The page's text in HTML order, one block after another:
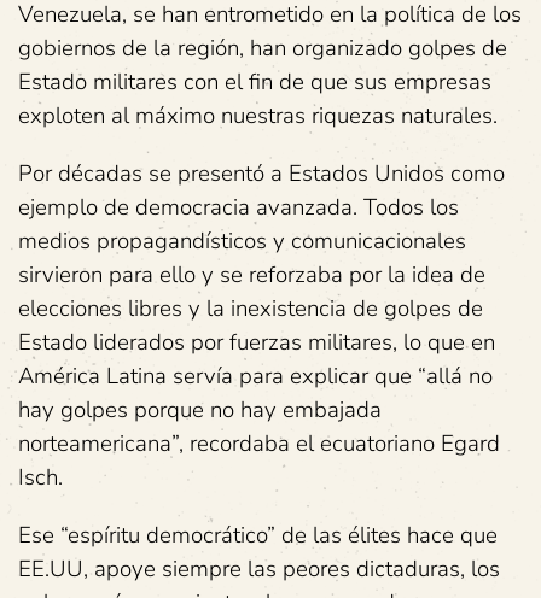
Venezuela, se han entrometido en la política de los
gobiernos de la región, han organizado golpes de
Estado militares con el fin de que sus empresas
exploten al máximo nuestras riquezas naturales.
Por décadas se presentó a Estados Unidos como
ejemplo de democracia avanzada. Todos los
medios propagandísticos y comunicacionales
sirvieron para ello y se reforzaba por la idea de
elecciones libres y la inexistencia de golpes de
Estado liderados por fuerzas militares, lo que en
América Latina servía para explicar que “allá no
hay golpes porque no hay embajada
norteamericana”, recordaba el ecuatoriano Egard
Isch.
Ese “espíritu democrático” de las élites hace que
EE.UU, apoye siempre las peores dictaduras, los